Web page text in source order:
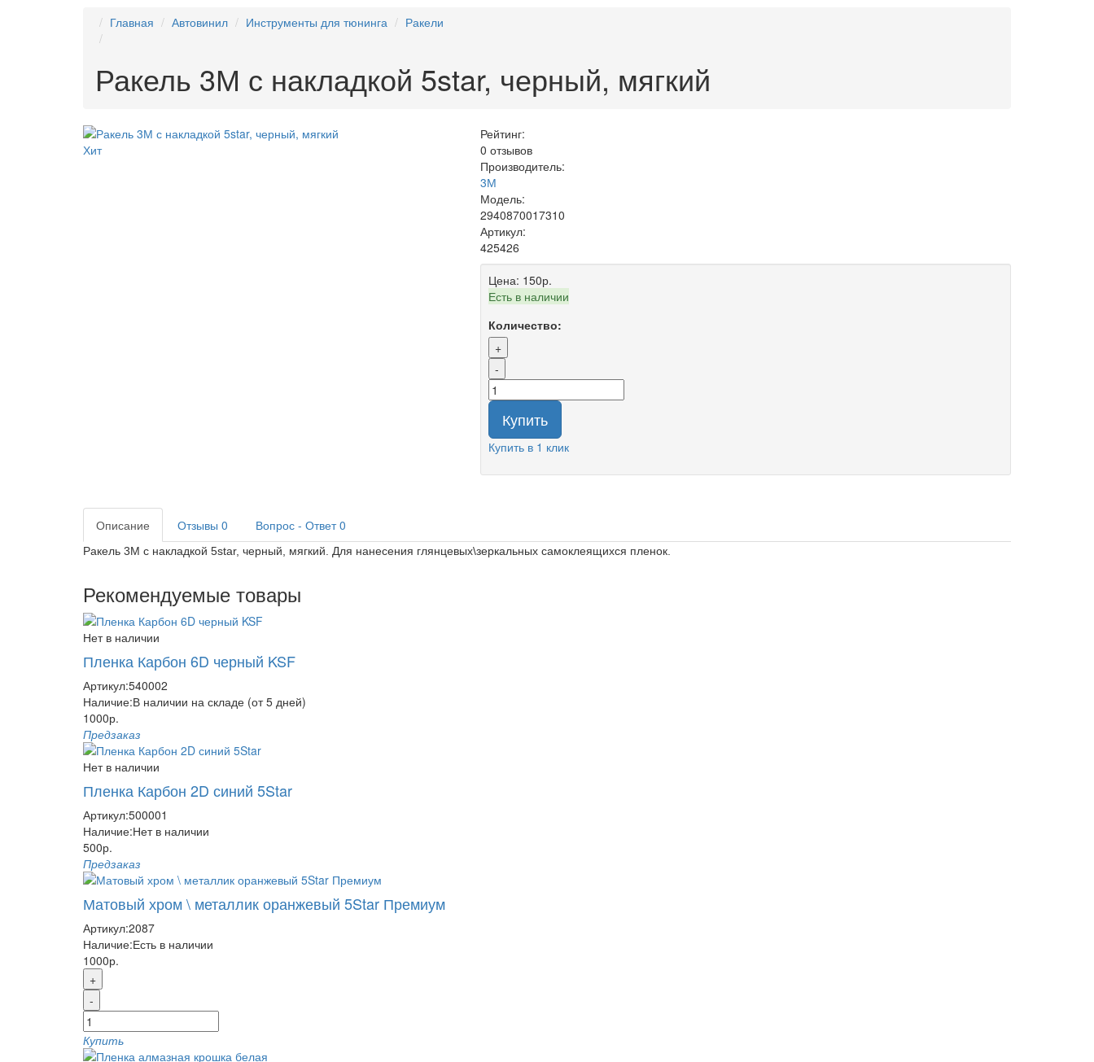
Главная Автовинил Инструменты для тюнинга Ракели
Ракель 3М с накладкой 5star, черный, мягкий
Хит
Рейтинг:
0 отзывов
Производитель:
3М
Модель:
2940870017310
Артикул:
425426
Цена: 150р.
Есть в наличии
Количество:
+
-
Купить
Купить в 1 клик
Описание Отзывы 0 Вопрос - Ответ0
Ракель 3М с накладкой 5star, черный, мягкий. Для нанесения глянцевых\зеркальных самоклеящихся пленок.
Рекомендуемые товары
Нет в наличии
Пленка Карбон 6D черный KSF
Артикул:540002
Наличие:В наличии на складе (от 5 дней)
1000р.
Предзаказ
Нет в наличии
Пленка Карбон 2D синий 5Star
Артикул:500001
Наличие:Нет в наличии
500р.
Предзаказ
Матовый хром \ металлик оранжевый 5Star Премиум
Артикул:2087
Наличие:Есть в наличии
1000р.
+
-
Купить